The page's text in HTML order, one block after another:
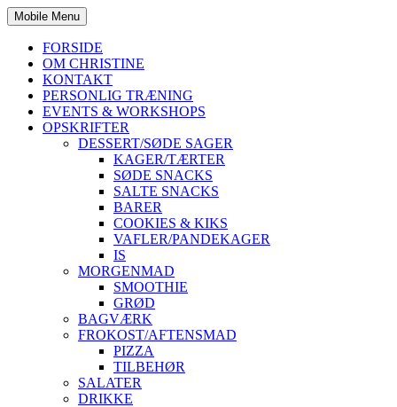
Mobile Menu
FORSIDE
OM CHRISTINE
KONTAKT
PERSONLIG TRÆNING
EVENTS & WORKSHOPS
OPSKRIFTER
DESSERT/SØDE SAGER
KAGER/TÆRTER
SØDE SNACKS
SALTE SNACKS
BARER
COOKIES & KIKS
VAFLER/PANDEKAGER
IS
MORGENMAD
SMOOTHIE
GRØD
BAGVÆRK
FROKOST/AFTENSMAD
PIZZA
TILBEHØR
SALATER
DRIKKE